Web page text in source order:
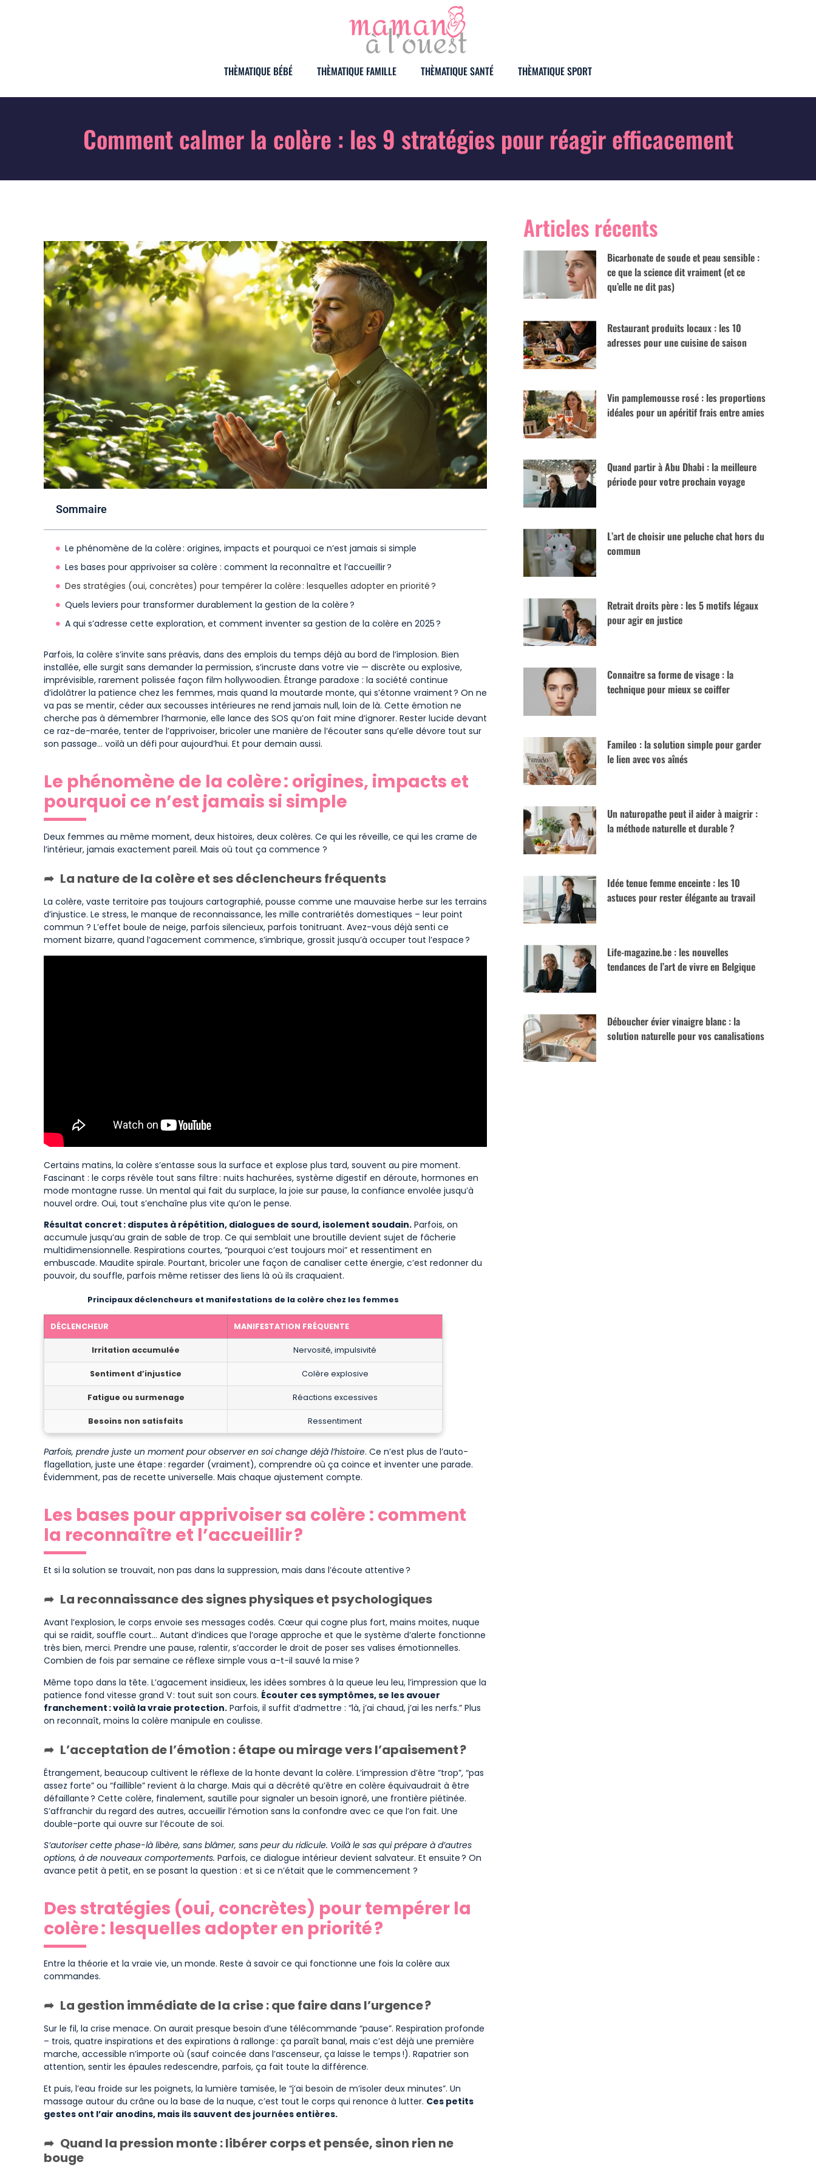
THÈMATIQUE BÉBÉ THÈMATIQUE FAMILLE THÈMATIQUE SANTÉ THÈMATIQUE SPORT
Comment calmer la colère : les 9 stratégies pour réagir efficacement
Sommaire
Le phénomène de la colère : origines, impacts et pourquoi ce n’est jamais si simple
Les bases pour apprivoiser sa colère : comment la reconnaître et l’accueillir ?
Des stratégies (oui, concrètes) pour tempérer la colère : lesquelles adopter en priorité ?
Quels leviers pour transformer durablement la gestion de la colère ?
A qui s’adresse cette exploration, et comment inventer sa gestion de la colère en 2025 ?
Parfois, la colère s’invite sans préavis, dans des emplois du temps déjà au bord de l’implosion. Bien
installée, elle surgit sans demander la permission, s’incruste dans votre vie — discrète ou explosive,
imprévisible, rarement polissée façon film hollywoodien. Étrange paradoxe : la société continue
d’idolâtrer la patience chez les femmes, mais quand la moutarde monte, qui s’étonne vraiment ? On ne
va pas se mentir, céder aux secousses intérieures ne rend jamais null, loin de là. Cette émotion ne
cherche pas à démembrer l’harmonie, elle lance des SOS qu’on fait mine d’ignorer. Rester lucide devant
ce raz-de-marée, tenter de l’apprivoiser, bricoler une manière de l’écouter sans qu’elle dévore tout sur
son passage… voilà un défi pour aujourd’hui. Et pour demain aussi.
Le phénomène de la colère : origines, impacts et
pourquoi ce n’est jamais si simple
Deux femmes au même moment, deux histoires, deux colères. Ce qui les réveille, ce qui les crame de
l’intérieur, jamais exactement pareil. Mais où tout ça commence ?
La nature de la colère et ses déclencheurs fréquents
La colère, vaste territoire pas toujours cartographié, pousse comme une mauvaise herbe sur les terrains
d’injustice. Le stress, le manque de reconnaissance, les mille contrariétés domestiques – leur point
commun ? L’effet boule de neige, parfois silencieux, parfois tonitruant. Avez-vous déjà senti ce
moment bizarre, quand l’agacement commence, s’imbrique, grossit jusqu’à occuper tout l’espace ?
Certains matins, la colère s’entasse sous la surface et explose plus tard, souvent au pire moment.
Fascinant : le corps révèle tout sans filtre : nuits hachurées, système digestif en déroute, hormones en
mode montagne russe. Un mental qui fait du surplace, la joie sur pause, la confiance envolée jusqu’à
nouvel ordre. Oui, tout s’enchaîne plus vite qu’on le pense.
Résultat concret : disputes à répétition, dialogues de sourd, isolement soudain. Parfois, on
accumule jusqu’au grain de sable de trop. Ce qui semblait une broutille devient sujet de fâcherie
multidimensionnelle. Respirations courtes, “pourquoi c’est toujours moi” et ressentiment en
embuscade. Maudite spirale. Pourtant, bricoler une façon de canaliser cette énergie, c’est redonner du
pouvoir, du souffle, parfois même retisser des liens là où ils craquaient.
Principaux déclencheurs et manifestations de la colère chez les femmes
DÉCLENCHEUR MANIFESTATION FRÉQUENTE
Irritation accumulée Nervosité, impulsivité
Sentiment d’injustice Colère explosive
Fatigue ou surmenage Réactions excessives
Besoins non satisfaits Ressentiment
Parfois, prendre juste un moment pour observer en soi change déjà l’histoire. Ce n’est plus de l’auto-
flagellation, juste une étape : regarder (vraiment), comprendre où ça coince et inventer une parade.
Évidemment, pas de recette universelle. Mais chaque ajustement compte.
Les bases pour apprivoiser sa colère : comment
la reconnaître et l’accueillir ?
Et si la solution se trouvait, non pas dans la suppression, mais dans l’écoute attentive ?
La reconnaissance des signes physiques et psychologiques
Avant l’explosion, le corps envoie ses messages codés. Cœur qui cogne plus fort, mains moites, nuque
qui se raidit, souffle court… Autant d’indices que l’orage approche et que le système d’alerte fonctionne
très bien, merci. Prendre une pause, ralentir, s’accorder le droit de poser ses valises émotionnelles.
Combien de fois par semaine ce réflexe simple vous a-t-il sauvé la mise ?
Même topo dans la tête. L’agacement insidieux, les idées sombres à la queue leu leu, l’impression que la
patience fond vitesse grand V : tout suit son cours. Écouter ces symptômes, se les avouer
franchement : voilà la vraie protection. Parfois, il suffit d’admettre : “là, j’ai chaud, j’ai les nerfs.” Plus
on reconnaît, moins la colère manipule en coulisse.
L’acceptation de l’émotion : étape ou mirage vers l’apaisement ?
Étrangement, beaucoup cultivent le réflexe de la honte devant la colère. L’impression d’être “trop”, “pas
assez forte” ou “faillible” revient à la charge. Mais qui a décrété qu’être en colère équivaudrait à être
défaillante ? Cette colère, finalement, sautille pour signaler un besoin ignoré, une frontière piétinée.
S’affranchir du regard des autres, accueillir l’émotion sans la confondre avec ce que l’on fait. Une
double-porte qui ouvre sur l’écoute de soi.
S’autoriser cette phase-là libère, sans blâmer, sans peur du ridicule. Voilà le sas qui prépare à d’autres
options, à de nouveaux comportements. Parfois, ce dialogue intérieur devient salvateur. Et ensuite ? On
avance petit à petit, en se posant la question : et si ce n’était que le commencement ?
Des stratégies (oui, concrètes) pour tempérer la
colère : lesquelles adopter en priorité ?
Entre la théorie et la vraie vie, un monde. Reste à savoir ce qui fonctionne une fois la colère aux
commandes.
La gestion immédiate de la crise : que faire dans l’urgence ?
Sur le fil, la crise menace. On aurait presque besoin d’une télécommande “pause”. Respiration profonde
– trois, quatre inspirations et des expirations à rallonge : ça paraît banal, mais c’est déjà une première
marche, accessible n’importe où (sauf coincée dans l’ascenseur, ça laisse le temps !). Rapatrier son
attention, sentir les épaules redescendre, parfois, ça fait toute la différence.
Et puis, l’eau froide sur les poignets, la lumière tamisée, le “j’ai besoin de m’isoler deux minutes”. Un
massage autour du crâne ou la base de la nuque, c’est tout le corps qui renonce à lutter. Ces petits
gestes ont l’air anodins, mais ils sauvent des journées entières.
Quand la pression monte : libérer corps et pensée, sinon rien ne
bouge
Articles récents
Bicarbonate de soude et peau sensible :
ce que la science dit vraiment (et ce
qu’elle ne dit pas)
Restaurant produits locaux : les 10
adresses pour une cuisine de saison
Vin pamplemousse rosé : les proportions
idéales pour un apéritif frais entre amies
Quand partir à Abu Dhabi : la meilleure
période pour votre prochain voyage
L’art de choisir une peluche chat hors du
commun
Retrait droits père : les 5 motifs légaux
pour agir en justice
Connaitre sa forme de visage : la
technique pour mieux se coiffer
Famileo : la solution simple pour garder
le lien avec vos aînés
Un naturopathe peut il aider à maigrir :
la méthode naturelle et durable ?
Idée tenue femme enceinte : les 10
astuces pour rester élégante au travail
Life-magazine.be : les nouvelles
tendances de l’art de vivre en Belgique
Déboucher évier vinaigre blanc : la
solution naturelle pour vos canalisations